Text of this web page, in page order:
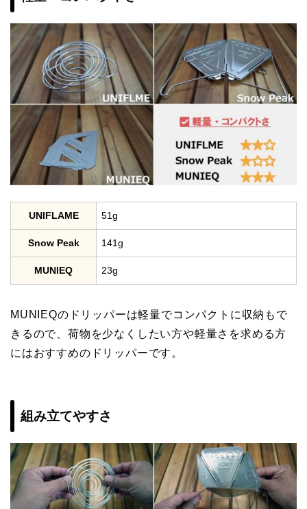
UNIFLAME 51g
Snow Peak 141g
MUNIEQ 23g
MUNIEQのドリッパーは軽量でコンパクトに収納もで
きるので、荷物を少なくしたい方や軽量さを求める方
にはおすすめのドリッパーです。
組み立てやすさ